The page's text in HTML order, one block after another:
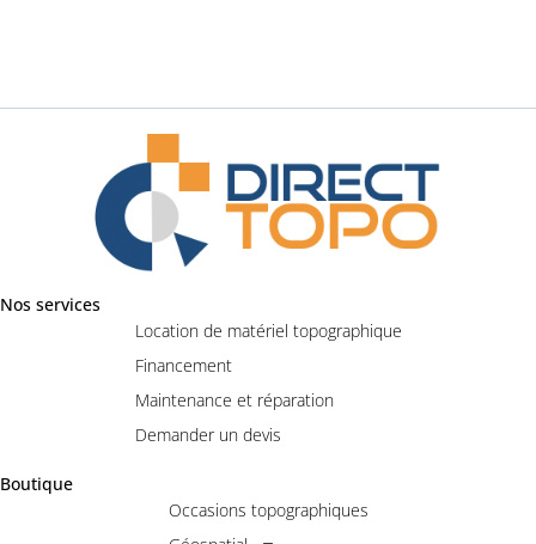
Nos services
Location de matériel topographique
Financement
Maintenance et réparation
Demander un devis
Boutique
Occasions topographiques